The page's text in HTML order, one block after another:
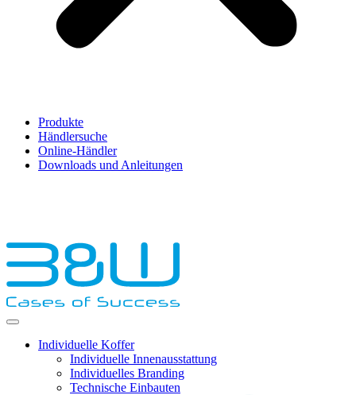
Produkte
Händlersuche
Online-Händler
Downloads und Anleitungen
Individuelle Koffer
Individuelle Innenausstattung
Individuelles Branding
Technische Einbauten